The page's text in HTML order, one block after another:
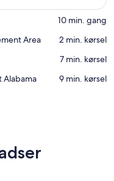
‪10 min. gang‬
Area
‪2 min. kørsel‬
‪7 min. kørsel‬
Alabama
‪9 min. kørsel‬